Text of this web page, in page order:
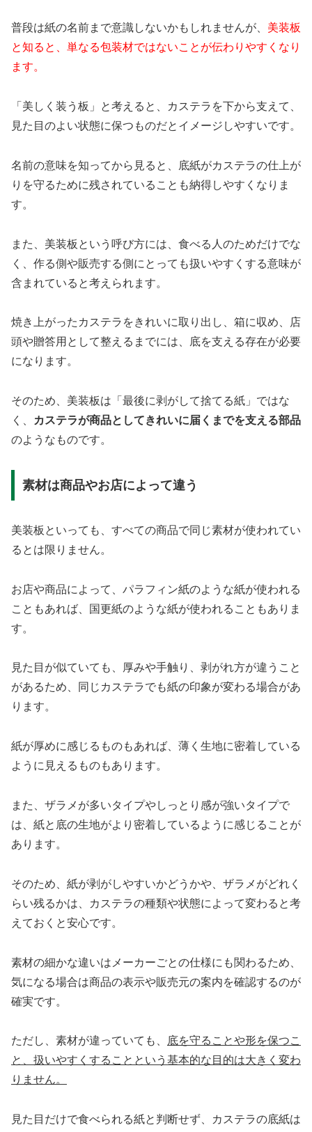
普段は紙の名前まで意識しないかもしれませんが、 美装板
と知ると、単なる包装材ではないことが伝わりやすくなり
ます。
「美しく装う板」と考えると、カステラを下から支えて、
見た目のよい状態に保つものだとイメージしやすいです。
名前の意味を知ってから見ると、底紙がカステラの仕上が
りを守るために残されていることも納得しやすくなりま
す。
また、美装板という呼び方には、食べる人のためだけでな
く、作る側や販売する側にとっても扱いやすくする意味が
含まれていると考えられます。
焼き上がったカステラをきれいに取り出し、箱に収め、店
頭や贈答用として整えるまでには、底を支える存在が必要
になります。
そのため、美装板は「最後に剥がして捨てる紙」ではな
く、
カステラが商品としてきれいに届くまでを支える部品
のようなものです。
素材は商品やお店によって違う
美装板といっても、すべての商品で同じ素材が使われてい
るとは限りません。
お店や商品によって、パラフィン紙のような紙が使われる
こともあれば、国更紙のような紙が使われることもありま
す。
見た目が似ていても、厚みや手触り、剥がれ方が違うこと
があるため、同じカステラでも紙の印象が変わる場合があ
ります。
紙が厚めに感じるものもあれば、薄く生地に密着している
ように見えるものもあります。
また、ザラメが多いタイプやしっとり感が強いタイプで
は、紙と底の生地がより密着しているように感じることが
あります。
そのため、紙が剥がしやすいかどうかや、ザラメがどれく
らい残るかは、カステラの種類や状態によって変わると考
えておくと安心です。
素材の細かな違いはメーカーごとの仕様にも関わるため、
気になる場合は商品の表示や販売元の案内を確認するのが
確実です。
ただし、素材が違っていても、
底を守ることや形を保つこ
と、扱いやすくすることという基本的な目的は大きく変わ
りません。
見た目だけで食べられる紙と判断せず、カステラの底紙は